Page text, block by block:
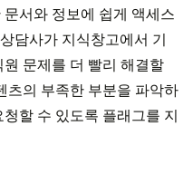
서와 정보에 쉽게 액세스
담사가 지식창고에서 기
문제를 더 빨리 해결할
츠의 부족한 부분을 파악하
할 수 있도록 플래그를 지